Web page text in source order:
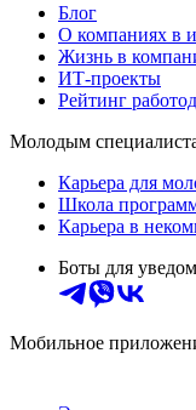
Блог
О компаниях в
Жизнь в
ИТ-проекты
Рейтинг
Молодым
Карьера для
Школа
Карьера в
Боты для
Мобильное